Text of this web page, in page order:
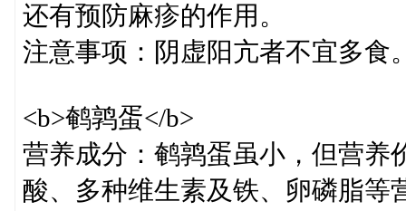
还有预防麻疹的作用。
注意事项：阴虚阳亢者不宜多食
<b>鹌鹑蛋</b>
营养成分：鹌鹑蛋虽小，但营养
酸、多种维生素及铁、卵磷脂等